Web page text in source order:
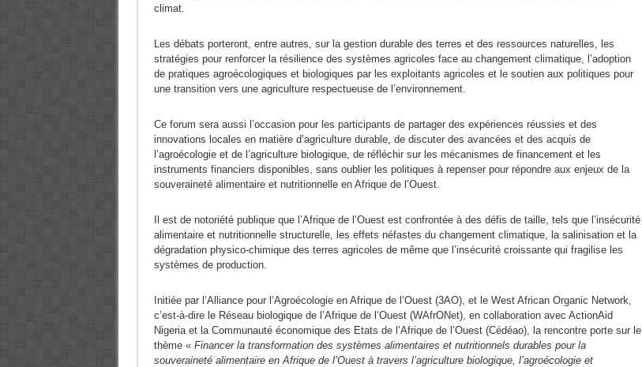
climat.
Les débats porteront, entre autres, sur la gestion durable des terres et des ressources naturelles, les
stratégies pour renforcer la résilience des systèmes agricoles face au changement climatique, l’adoption
de pratiques agroécologiques et biologiques par les exploitants agricoles et le soutien aux politiques pour
une transition vers une agriculture respectueuse de l’environnement.
Ce forum sera aussi l’occasion pour les participants de partager des expériences réussies et des
innovations locales en matière d’agriculture durable, de discuter des avancées et des acquis de
l’agroécologie et de l’agriculture biologique, de réfléchir sur les mécanismes de financement et les
instruments financiers disponibles, sans oublier les politiques à repenser pour répondre aux enjeux de la
souveraineté alimentaire et nutritionnelle en Afrique de l’Ouest.
Il est de notoriété publique que l’Afrique de l’Ouest est confrontée à des défis de taille, tels que l’insécurité
alimentaire et nutritionnelle structurelle, les effets néfastes du changement climatique, la salinisation et la
dégradation physico-chimique des terres agricoles de même que l’insécurité croissante qui fragilise les
systèmes de production.
Initiée par l’Alliance pour l’Agroécologie en Afrique de l’Ouest (3AO), et le West African Organic Network,
c’est-à-dire le Réseau biologique de l’Afrique de l’Ouest (WAfrONet), en collaboration avec ActionAid
Nigeria et la Communauté économique des Etats de l’Afrique de l’Ouest (Cédéao), la rencontre porte sur le
thème « Financer la transformation des systèmes alimentaires et nutritionnels durables pour la
souveraineté alimentaire en Afrique de l’Ouest à travers l’agriculture biologique, l’agroécologie et